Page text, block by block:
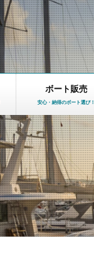
ボート販売
安心・納得のボート選び！